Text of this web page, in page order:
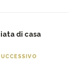
di casa